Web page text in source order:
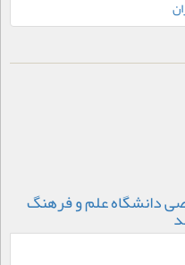
دانشگاه علم و فرهنگ